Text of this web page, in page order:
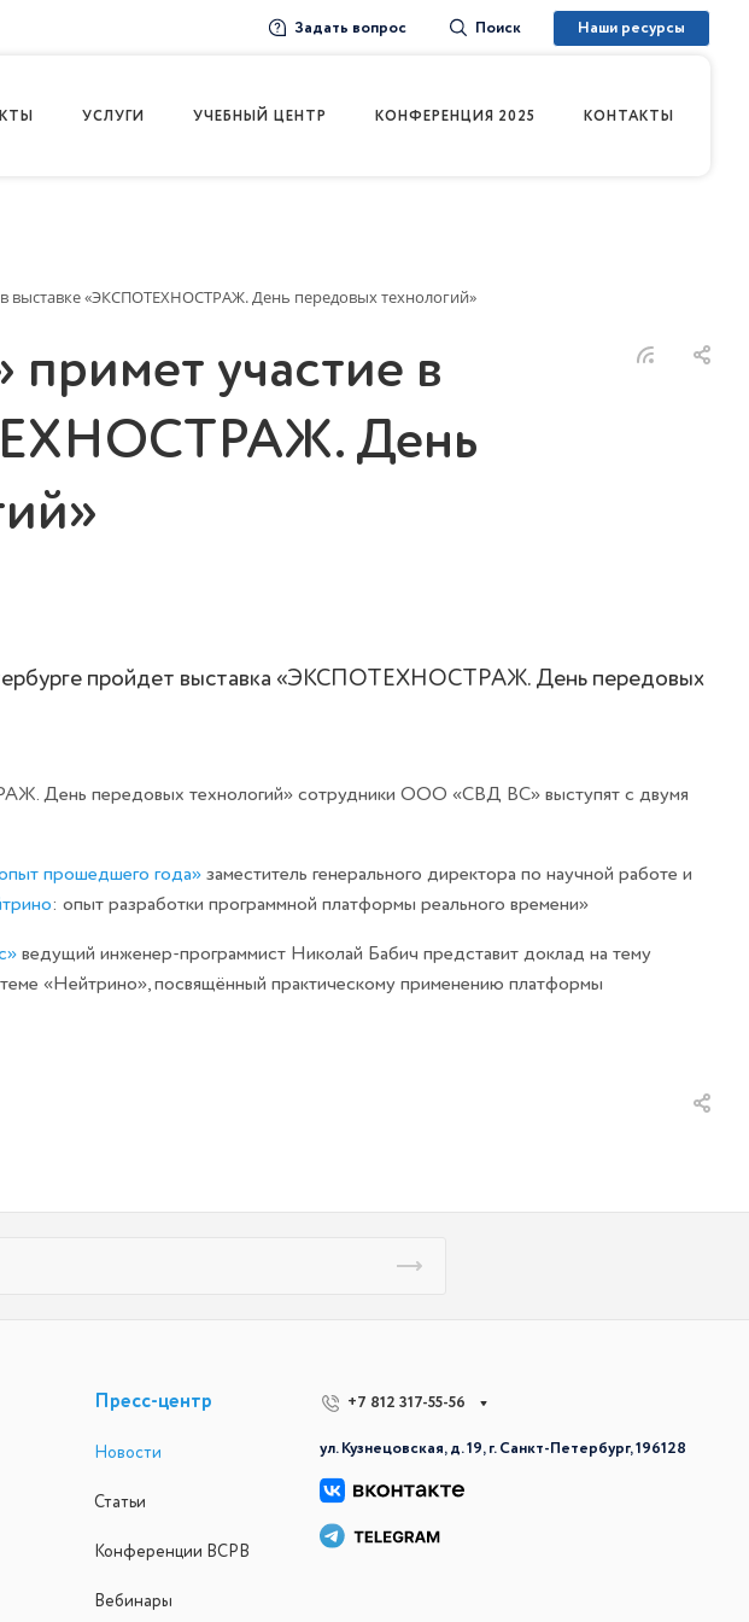
Наши ресурсы
Задать вопрос Поиск
УСЛУГИ УЧЕБНЫЙ ЦЕНТР КОНФЕРЕНЦИЯ 2025 КОНТАКТЫ
выставке «ЭКСПОТЕХНОСТРАЖ. День передовых технологий»
участие в
День
пройдет выставка «ЭКСПОТЕХНОСТРАЖ. День передовых
День передовых технологий» сотрудники ООО «СВД ВС» выступят с двумя
прошедшего года» заместитель генерального директора по научной работе и
: опыт разработки программной платформы реального времени»
ведущий инженер-программист Николай Бабич представит доклад на тему
«Нейтрино», посвящённый практическому применению платформы
Пресс-центр
Новости
Статьи
Конференции ВСРВ
Вебинары
+7 812 317-55-56
ул. Кузнецовская, д. 19, г. Санкт-Петербург, 196128